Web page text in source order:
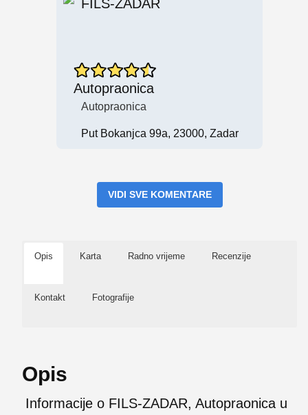
Autopraonica
Autopraonica
Put Bokanjca 99a, 23000, Zadar
VIDI SVE KOMENTARE
Opis Karta Radno vrijeme Recenzije
Kontakt Fotografije
Opis
Informacije o FILS-ZADAR, Autopraonica u